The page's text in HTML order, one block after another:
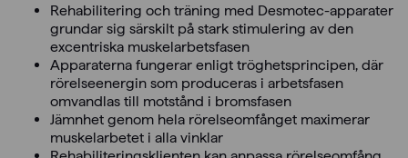
Rehabilitering och träning med Desmotec-apparater
grundar sig särskilt på stark stimulering av den
excentriska muskelarbetsfasen
Apparaterna fungerar enligt tröghetsprincipen, där
rörelseenergin som produceras i arbetsfasen
omvandlas till motstånd i bromsfasen
Jämnhet genom hela rörelseomfånget maximerar
muskelarbetet i alla vinklar